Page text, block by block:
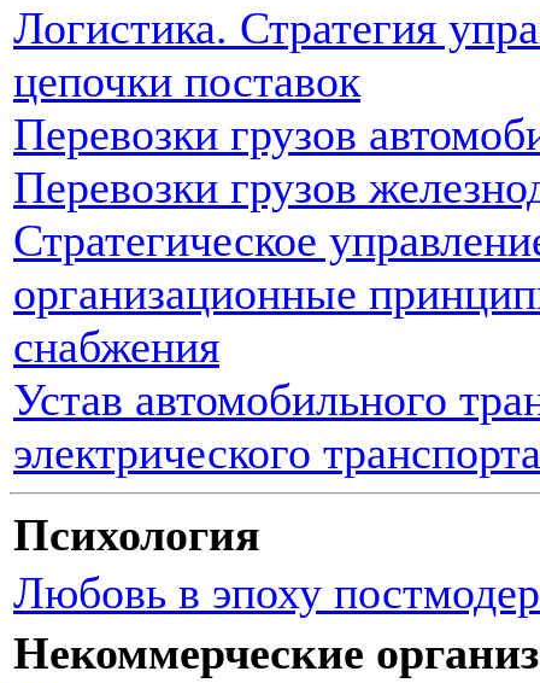
Логистика. Стратегия
цепочки поставок
Перевозки грузов
Перевозки грузов
Стратегическое
организационные
снабжения
Устав автомобильного
электрического транспорта
Психология
Любовь в эпоху
Некоммерческие